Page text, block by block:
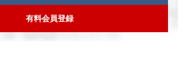
有料会員登録